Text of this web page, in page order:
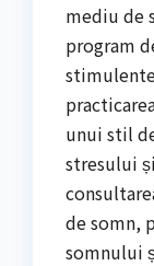
mediu de
program
unui stil
stresului
de somn,
somnului